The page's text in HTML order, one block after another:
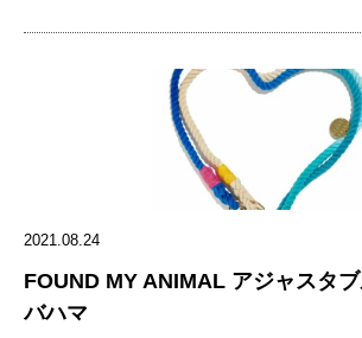
に、ネコちゃんもハーネスやリードを装着でき
「Travel CAT」のハーネスは、マジックテープ
す。また、同ブランドのキャリーバッグの内側
ドを取り付けられるクリップなどが設置されて
袋やベッドは、慣れない場所でペットが安心し
アイテムです。「Cloud7」のスリーピングバッ
し、軽くてさらりとした心地よい肌触り。ジッ
東北で初めて開設された歴史ある海水浴場でもあります
い」「風が冷たい」とマイナスのイメージが強
差しが暖かい冬の日は、お散歩には最適なので
住んでいるのですが、冬になると犬の散歩は、
クリートの上の散歩が多くなってしまいます。
を思いっきり走らせたい時に海に向かいます。
り冬の海は人がほとんどいません。この時期で
事も大事ですので、好都合かもしれません。た
いや水道はコロナの影響でしょうか、利用不可に
犬は思いっきり走ることができる「海」が大好
2021.08.24
FOUND MY ANIMAL アジャスタ
バハマ